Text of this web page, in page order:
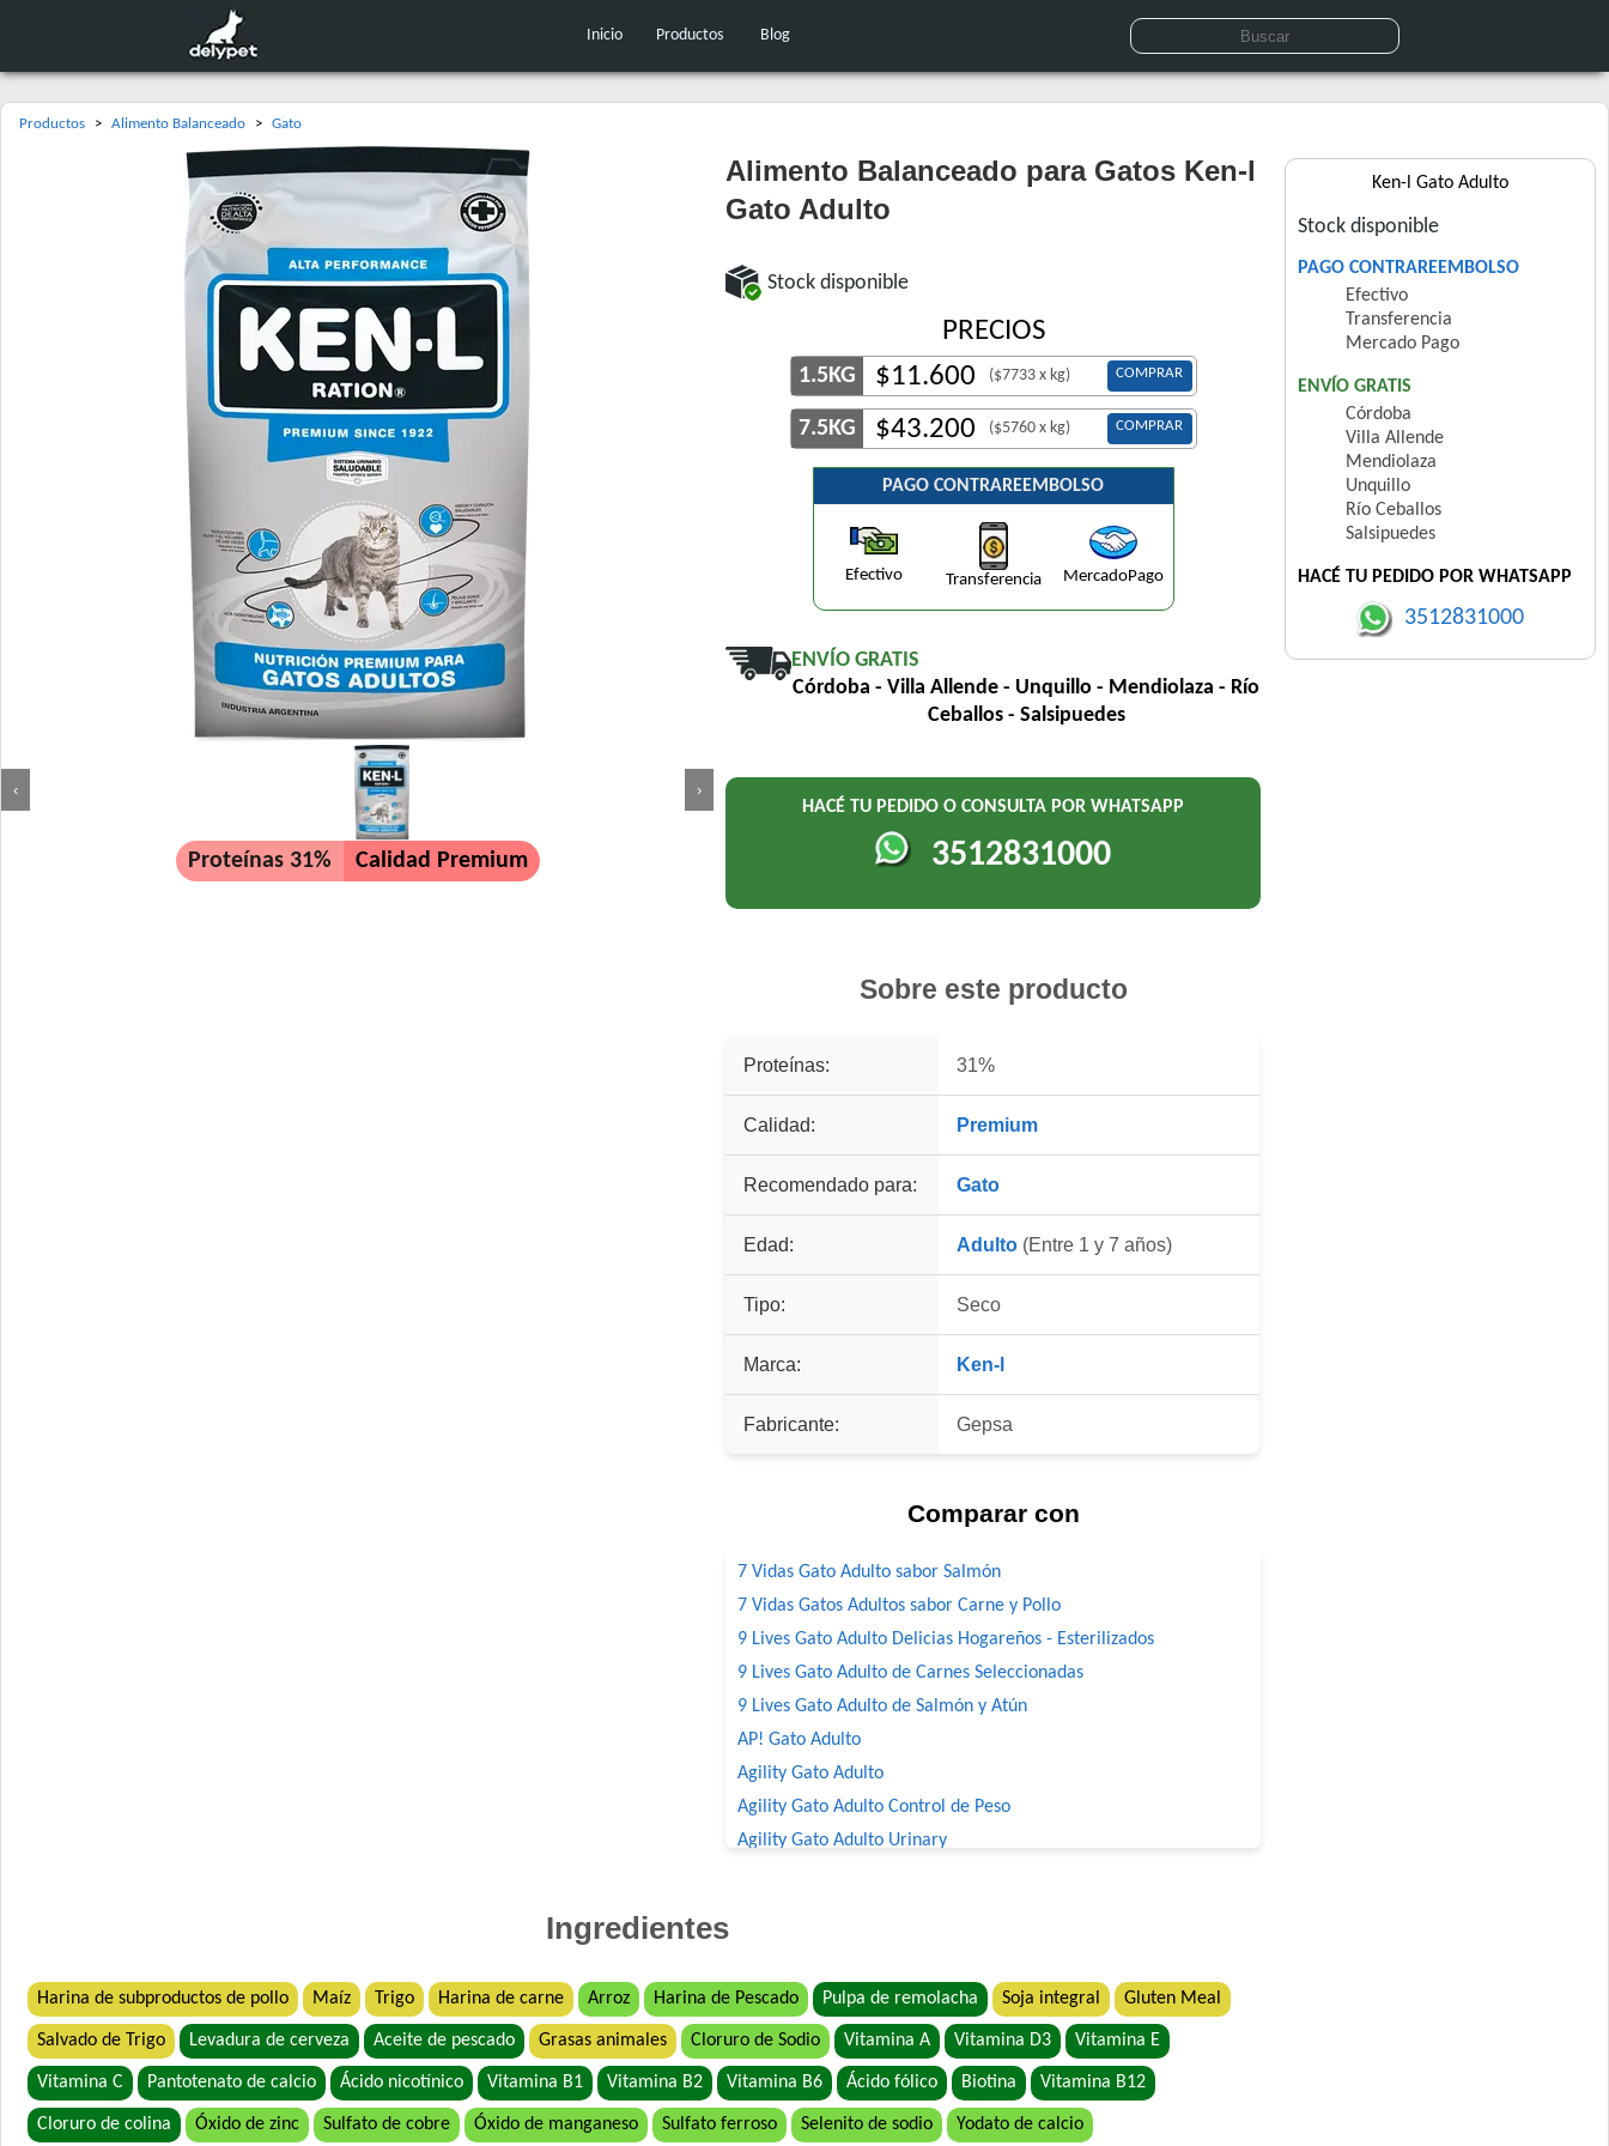
Inicio Productos Blog
Productos > Alimento Balanceado > Gato
‹ ›
Proteínas 31% Calidad Premium
Alimento Balanceado para Gatos Ken-l
Gato Adulto
Stock disponible
PRECIOS
1.5KG $11.600 ($7733 x kg) COMPRAR
7.5KG $43.200 ($5760 x kg) COMPRAR
PAGO CONTRAREEMBOLSO
Efectivo Transferencia MercadoPago
ENVÍO GRATIS
Córdoba - Villa Allende - Unquillo - Mendiolaza - Río
Ceballos - Salsipuedes
HACÉ TU PEDIDO O CONSULTA POR WHATSAPP
3512831000
Sobre este producto
Proteínas: 31%
Calidad: Premium
Recomendado para: Gato
Edad: Adulto (Entre 1 y 7 años)
Tipo: Seco
Marca: Ken-l
Fabricante: Gepsa
Comparar con
7 Vidas Gato Adulto sabor Salmón
7 Vidas Gatos Adultos sabor Carne y Pollo
9 Lives Gato Adulto Delicias Hogareños - Esterilizados
9 Lives Gato Adulto de Carnes Seleccionadas
9 Lives Gato Adulto de Salmón y Atún
AP! Gato Adulto
Agility Gato Adulto
Agility Gato Adulto Control de Peso
Agility Gato Adulto Urinary
Bonelo Gato Adulto
Bonelo Gato Adulto
Brio Gato Adulto
Capitán Gato Adulto
Ingredientes
Harina de subproductos de pollo Maíz Trigo Harina de carne Arroz Harina de Pescado Pulpa de remolacha Soja integral Gluten Meal
Salvado de Trigo Levadura de cerveza Aceite de pescado Grasas animales Cloruro de Sodio Vitamina A Vitamina D3 Vitamina E
Vitamina C Pantotenato de calcio Ácido nicotínico Vitamina B1 Vitamina B2 Vitamina B6 Ácido fólico Biotina Vitamina B12
Cloruro de colina Óxido de zinc Sulfato de cobre Óxido de manganeso Sulfato ferroso Selenito de sodio Yodato de calcio
Ken-l Gato Adulto
Stock disponible
PAGO CONTRAREEMBOLSO
Efectivo
Transferencia
Mercado Pago
ENVÍO GRATIS
Córdoba
Villa Allende
Mendiolaza
Unquillo
Río Ceballos
Salsipuedes
HACÉ TU PEDIDO POR WHATSAPP
3512831000